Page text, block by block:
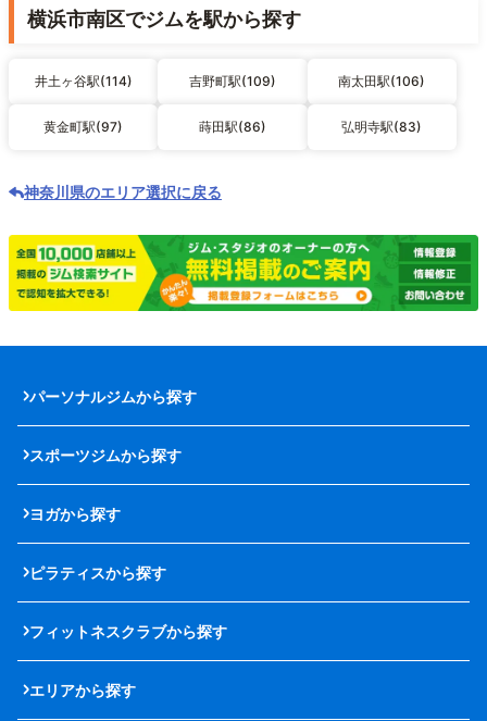
横浜市南区でジムを駅から探す
井土ヶ谷駅(114) 吉野町駅(109) 南太田駅(106)
黄金町駅(97) 蒔田駅(86) 弘明寺駅(83)
神奈川県のエリア選択に戻る
パーソナルジムから探す
スポーツジムから探す
ヨガから探す
ピラティスから探す
フィットネスクラブから探す
エリアから探す